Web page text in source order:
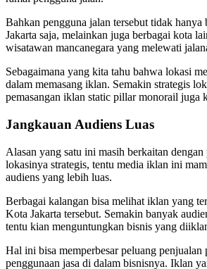
Bahkan pengguna jalan tersebut tidak hanya
Jakarta saja, melainkan juga berbagai kota
wisatawan mancanegara yang melewati
Sebagaimana yang kita tahu bahwa lokasi
dalam memasang iklan. Semakin strategis
pemasangan iklan static pillar monorail juga
Jangkauan Audiens Luas
Alasan yang satu ini masih berkaitan
lokasinya strategis, tentu media iklan ini
audiens yang lebih luas.
Berbagai kalangan bisa melihat iklan yang
Kota Jakarta tersebut. Semakin banyak
tentu kian menguntungkan bisnis yang
Hal ini bisa memperbesar peluang penjualan
penggunaan jasa di dalam bisnisnya. Iklan